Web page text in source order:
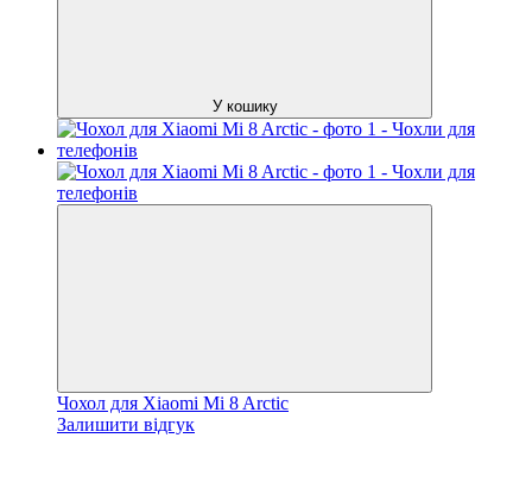
У кошику
Чохол для Xiaomi Mi 8 Arctic
Залишити відгук